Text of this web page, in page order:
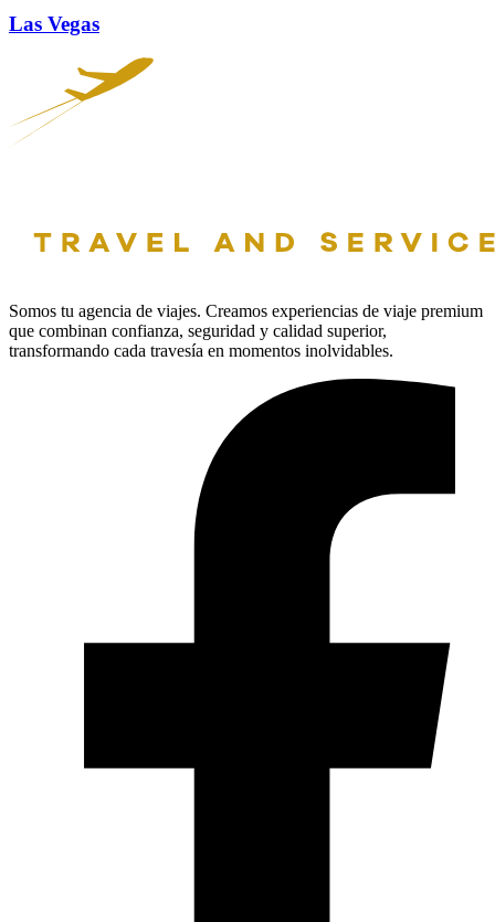
Las Vegas
Somos tu agencia de viajes. Creamos experiencias de viaje premium
que combinan confianza, seguridad y calidad superior,
transformando cada travesía en momentos inolvidables.